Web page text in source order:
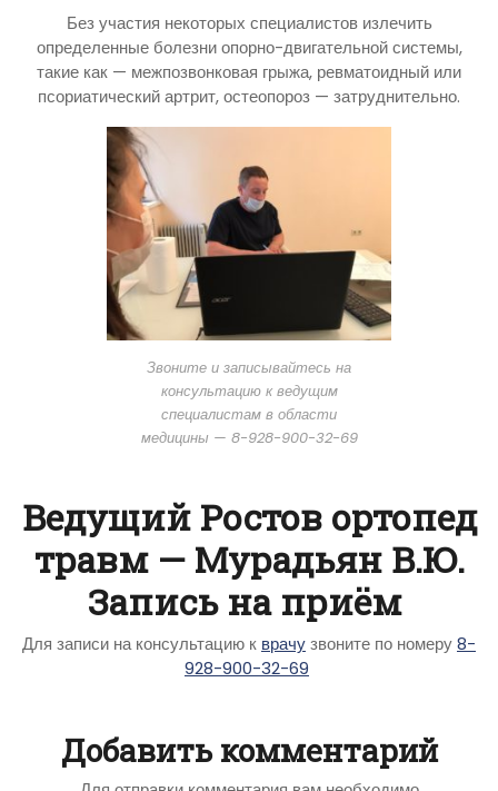
Без участия некоторых специалистов излечить
определенные болезни опорно-двигательной системы,
такие как — межпозвонковая грыжа, ревматоидный или
псориатический артрит, остеопороз — затруднительно.
Звоните и записывайтесь на
консультацию к ведущим
специалистам в области
медицины — 8-928-900-32-69
Ведущий Ростов ортопед
травм — Мурадьян В.Ю.
Запись на приём
Для записи на консультацию к врачузвоните по номеру8-
928-900-32-69
Добавить комментарий